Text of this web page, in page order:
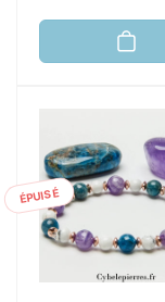
ÉPUISÉ